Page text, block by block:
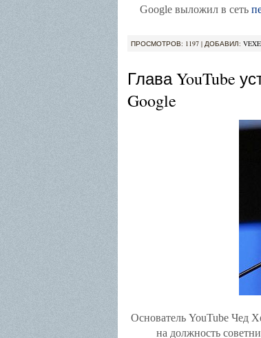
Google выложил в сеть
ПРОСМОТРОВ: 1197 | ДОБАВИЛ:
Глава YouTube
Google
Основатель YouTube Чед
на должность